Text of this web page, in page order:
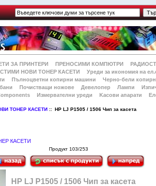
ЗА ПРИНТЕРИ ПРЕНОСИМИ КОМПЮТРИ
НОВИ ТОНЕР КАСЕТИ Уреди за икономия на
Пълноцветни копирни машини Черно-бели
Почистващи ножове Девелопер Лампи
Измервателни уреди Kасови апарати
ТОНЕР КАСЕТИ :: HP LJ P1505 / 1506 Чип за касета
КАСЕТИ
Продукт 103/253
HP LJ P1505 / 1506 Чип за касета